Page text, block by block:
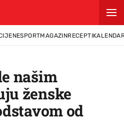
SPORTMAGAZINRECEPTI
našim
ženske
od